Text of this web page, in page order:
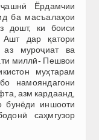
Ёрдамчии
ба масъалаҳои
дошт, ки боиси
дар қатори
аз муроҷиат ва
миллӣ- Пешвои
муҳтарам
намояндагони
азм кардаанд,
бунёди иншооти
саҳмгузор